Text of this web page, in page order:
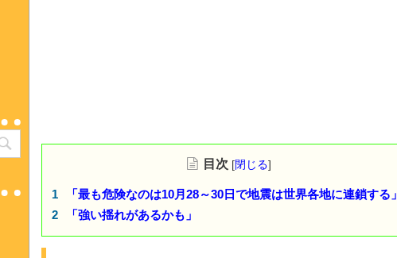
目次 [閉じる]
「最も危険なのは10月28～30日で地震は世界各地に連鎖する」
「強い揺れがあるかも」